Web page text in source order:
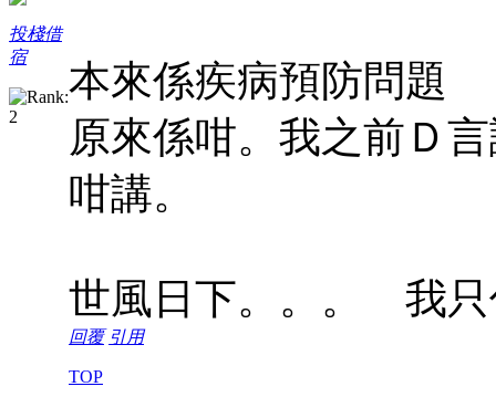
投棧借
宿
本來係疾病預防問題
原來係咁。我之前Ｄ
咁講。
世風日下。。。 我只
回覆 引用
TOP